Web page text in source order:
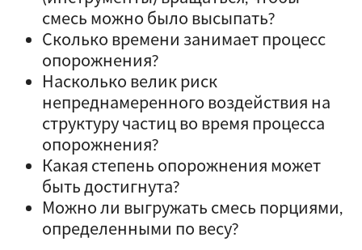
смесь можно было высыпать?
Сколько времени занимает процесс
опорожнения?
Насколько велик риск
непреднамеренного воздействия на
структуру частиц во время процесса
опорожнения?
Какая степень опорожнения может
быть достигнута?
Можно ли выгружать смесь порциями,
определенными по весу?